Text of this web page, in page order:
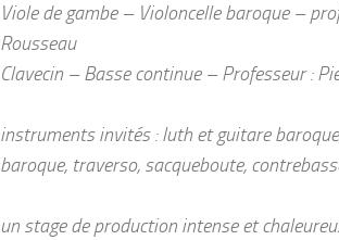
Viole de gambe – Violoncelle baroque –
Rousseau
Clavecin – Basse continue – Professeur :
instruments invités : luth et guitare
baroque, traverso, sacqueboute,
un stage de production intense et